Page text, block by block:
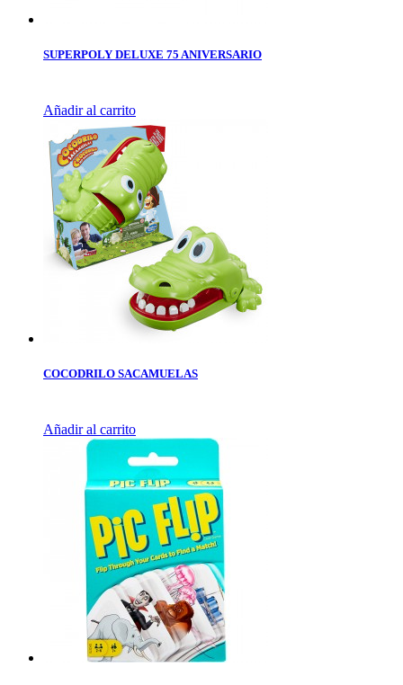
SUPERPOLY DELUXE 75 ANIVERSARIO
Añadir al carrito
COCODRILO SACAMUELAS
Añadir al carrito